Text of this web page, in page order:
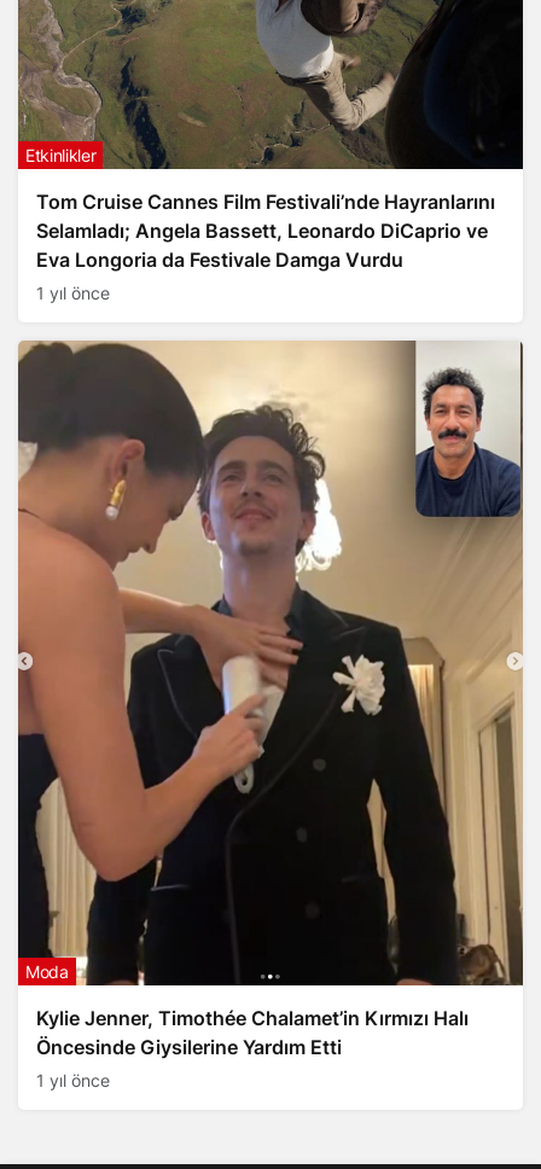
Tom Cruise Cannes Film Festivali’nde Hayranlarını
Selamladı; Angela Bassett, Leonardo DiCaprio ve
Eva Longoria da Festivale Damga Vurdu
Etkinlikler
1 yıl önce
Kylie Jenner, Timothée Chalamet’in Kırmızı Halı
Öncesinde Giysilerine Yardım Etti
Moda
1 yıl önce